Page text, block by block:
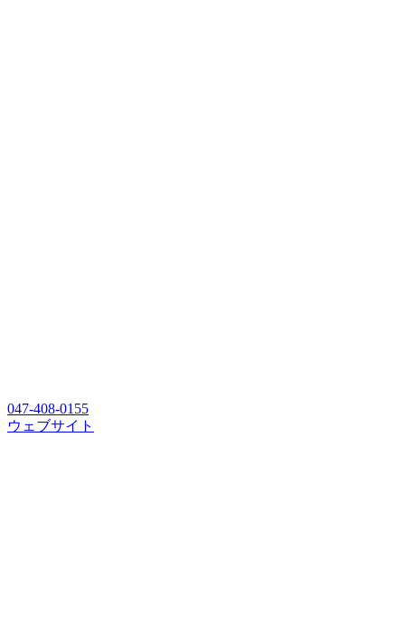
047-408-0155
ウェブサイト